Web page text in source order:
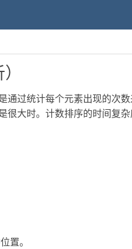
过统计每个元素出现的次
大时。计数排序的时间复
置。